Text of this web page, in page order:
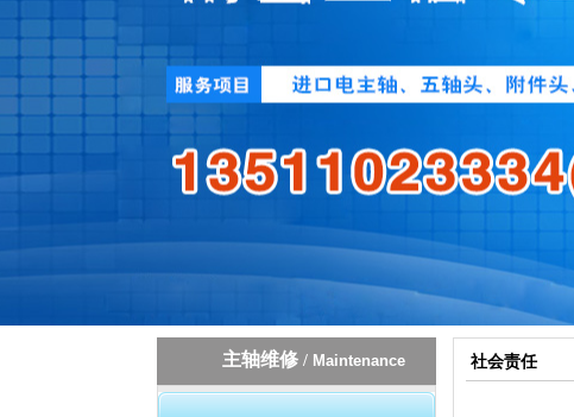
主轴维修 / Maintenance 社会责任